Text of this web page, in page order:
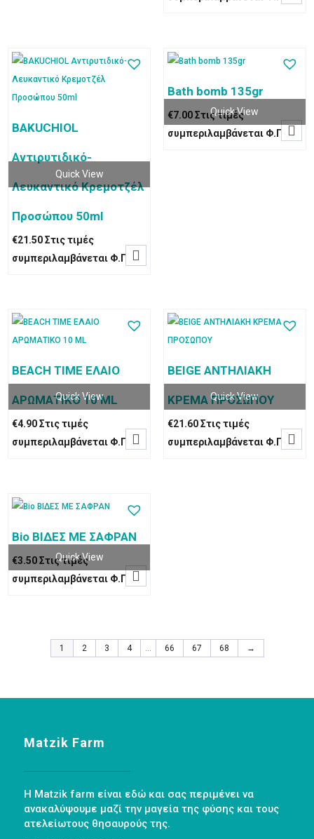
BAKUCHIOL
Αντιρυτιδικό-
Λευκαντικό Κρεμοτζέλ
Προσώπου 50ml
€21.50 Στις τιμές
συμπεριλαμβάνεται Φ.Π.Α
Quick View

Bath bomb 135gr
€7.00 Στις τιμές
συμπεριλαμβάνεται Φ.Π.Α
Quick View

BEACH TIME ΕΛΑΙΟ
ΑΡΩΜΑΤΙΚΟ 10 ML
€4.90 Στις τιμές
συμπεριλαμβάνεται Φ.Π.Α
Quick View

BEIGE ΑΝΤΗΛΙΑΚΗ
ΚΡΕΜΑ ΠΡΟΣΩΠΟΥ
€21.60 Στις τιμές
συμπεριλαμβάνεται Φ.Π.Α
Quick View

Bio ΒΙΔΕΣ ΜΕ ΣΑΦΡΑΝ
€3.50 Στις τιμές
συμπεριλαμβάνεται Φ.Π.Α
Quick View

1 2 3 4 … 66 67 68 →
Matzik Farm
Η Matzik farm είναι εδώ και σας περιμένει να
ανακαλύψουμε μαζί την μαγεία της φύσης και τους
ατελείωτους θησαυρούς της.